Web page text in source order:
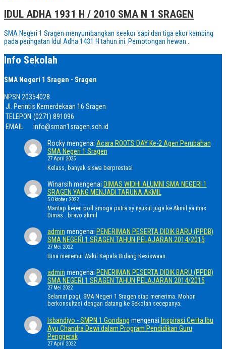
IDUL ADHA 1931 H / 2010 SMA N 1 SRAGEN
SMA Negeri 1 Sragen menyumbangkan seekor sapi dan tiga ekor kambing
pada peringatan Idul Adha 1431 H tahun ini. Pemotongan hewan..
Info Sekolah
SMA Negeri 1 Sragen - Sragen
NPSN 20354028
Jl. Perintis Kemerdekaan 16 Sragen
TELEPON (0271) 891096
EMAIL
info@sman1sragen.sch.id
Rockymengenai Acara ROOTS DAY Ke-2 Agen Perubahan
SMA Negeri 1 Sragen
27 April 2025
Kelass, banyak siswa berprestasi
Winarsih mengenai DIMAS WIDHI ALUMNI SMA NEGERI 1
SRAGEN YANG MENJADI TARUNA AKMIL
5 Oktober 2022
Mantap keren poll smoga putra sy nyusul juga ke Akmil ya mas
Dimas...bravo akmil
admin mengenai PENERIMAN PESERTA DIDIK BARU (PPDB)
SMA NEGERI 1 SRAGEN TAHUN PELAJARAN 2014/2015
27 Mei 2022
Bisa menemui Wakil Kepala Bidang Kesiswaan.
admin mengenai PENERIMAN PESERTA DIDIK BARU (PPDB)
SMA NEGERI 1 SRAGEN TAHUN PELAJARAN 2014/2015
27 Mei 2022
Selamat pagi, SMA Negeri 1 Sragen siap menerima. Mohon
berkonsultasi dengan datang ke Sekolah secepanya.
Isbandiyo - SMPN 1 Gondang mengenai Inspirasi Cerita Ibu
Ayu Chandra Dewi dalam Program Pendidikan Guru
Penggerak
27 April 2022